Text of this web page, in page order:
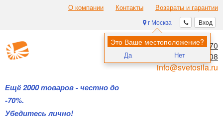
О компании Контакты Возвраты и гарантии
Вход
г Москва
Это Ваше местоположение?
Да Нет
Ещё 2000 товаров - честно до
-70%.
Убедитесь лично!
8 (495) 970-00-70
8 (800) 700-11-08
info@svetosila.ru